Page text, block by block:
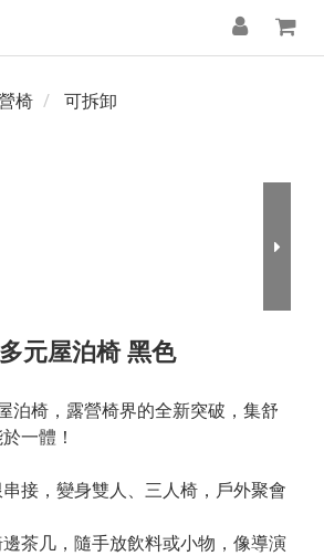
椅 可拆卸
元屋泊椅 黑色
泊椅，露營椅界的全新突破，集舒
一體！
接，變身雙人、三人椅，戶外聚會
茶几，隨手放飲料或小物，像導演